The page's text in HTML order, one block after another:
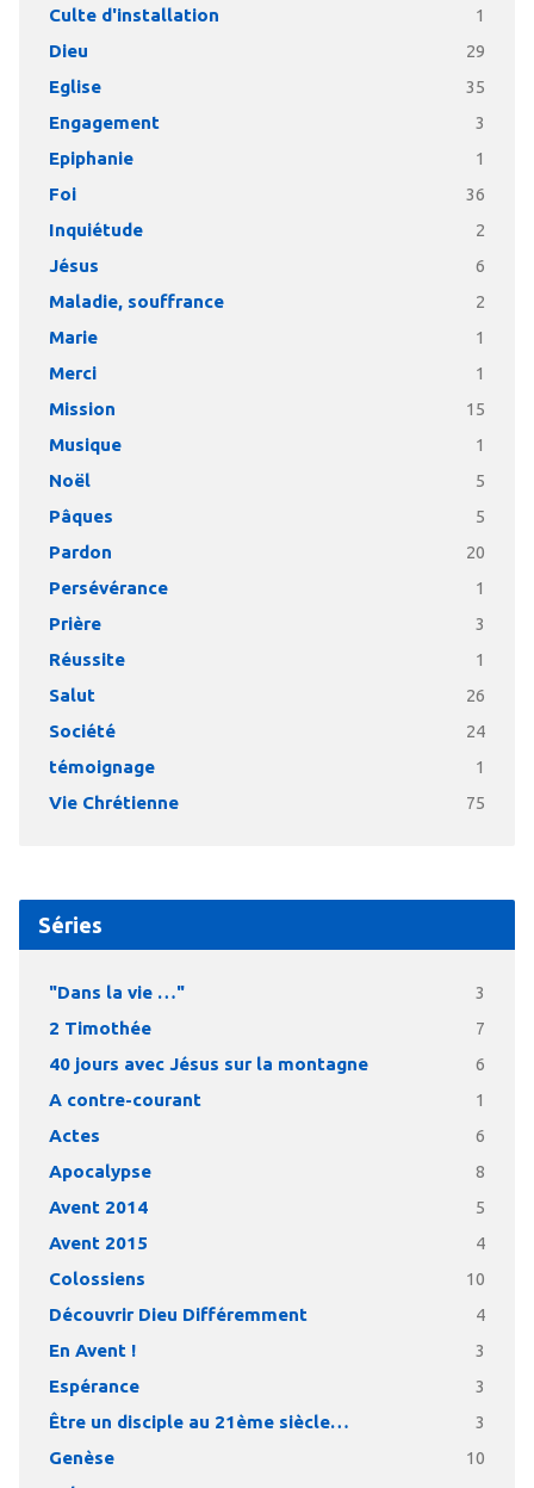
Culte d'installation 1
Dieu 29
Eglise 35
Engagement 3
Epiphanie 1
Foi 36
Inquiétude 2
Jésus 6
Maladie, souffrance 2
Marie 1
Merci 1
Mission 15
Musique 1
Noël 5
Pâques 5
Pardon 20
Persévérance 1
Prière 3
Réussite 1
Salut 26
Société 24
témoignage 1
Vie Chrétienne 75
Séries
"Dans la vie …" 3
2 Timothée 7
40 jours avec Jésus sur la montagne 6
A contre-courant 1
Actes 6
Apocalypse 8
Avent 2014 5
Avent 2015 4
Colossiens 10
Découvrir Dieu Différemment 4
En Avent ! 3
Espérance 3
Être un disciple au 21ème siècle… 3
Genèse 10